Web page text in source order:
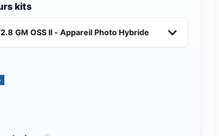
kits
GM OSS II - Appareil Photo Hybride